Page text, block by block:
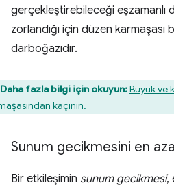
gerçekleştirebileceği eşzamanlı
zorlandığı için düzen
darboğazıdır.
Daha fazla bilgi için okuyun:Büyük ve
kaçının.
Sunum gecikmesini en
Bir etkileşimin sunum gecikmesi,